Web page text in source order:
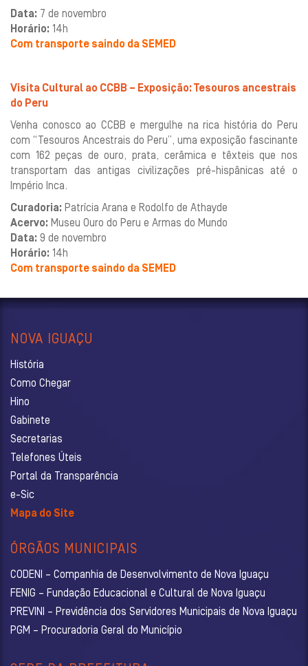
Data: 7 de novembro
Horário: 14h
Com transporte saindo da SEMED
Visita Cultural ao CCBB – Exposição: Tesouros ancestrais
do Peru
Venha conosco ao CCBB e mergulhe na rica história do Peru
com “Tesouros Ancestrais do Peru”, uma exposição fascinante
com 162 peças de ouro, prata, cerâmica e têxteis que nos
transportam das antigas civilizações pré-hispânicas até o
Império Inca.
Curadoria: Patrícia Arana e Rodolfo de Athayde
Acervo: Museu Ouro do Peru e Armas do Mundo
Data: 9 de novembro
Horário: 14h
Com transporte saindo da SEMED
NOVA IGUAÇU
História
Como Chegar
Hino
Gabinete
Secretarias
Telefones Úteis
Portal da Transparência
e-Sic
Mapa do Site
ÓRGÃOS MUNICIPAIS
CODENI – Companhia de Desenvolvimento de Nova Iguaçu
FENIG – Fundação Educacional e Cultural de Nova Iguaçu
PREVINI – Previdência dos Servidores Municipais de Nova Iguaçu
PGM – Procuradoria Geral do Município